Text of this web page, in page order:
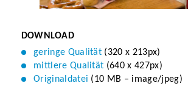
DOWNLOAD
geringe Qualität (320 x 213px)
mittlere Qualität (640 x 427px)
Originaldatei (10 MB – image/jpeg)